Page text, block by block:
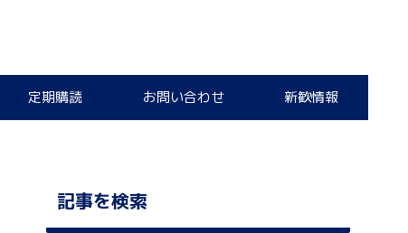
定期購読 お問い合わせ 新歓情報
記事を検索